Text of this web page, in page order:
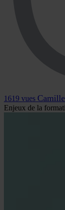
1619 vues
Enjeux de la